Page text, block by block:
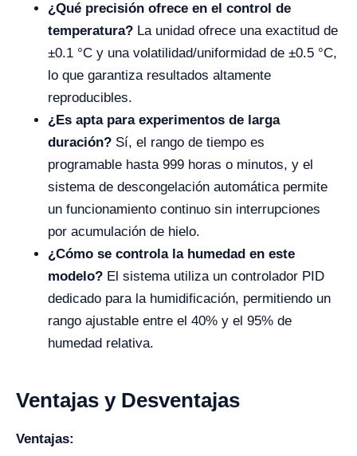
¿Qué precisión ofrece en el control de
temperatura? La unidad ofrece una exactitud de
±0.1 °C y una volatilidad/uniformidad de ±0.5 °C,
lo que garantiza resultados altamente
reproducibles.
¿Es apta para experimentos de larga
duración? Sí, el rango de tiempo es
programable hasta 999 horas o minutos, y el
sistema de descongelación automática permite
un funcionamiento continuo sin interrupciones
por acumulación de hielo.
¿Cómo se controla la humedad en este
modelo? El sistema utiliza un controlador PID
dedicado para la humidificación, permitiendo un
rango ajustable entre el 40% y el 95% de
humedad relativa.
Ventajas y Desventajas
Ventajas: